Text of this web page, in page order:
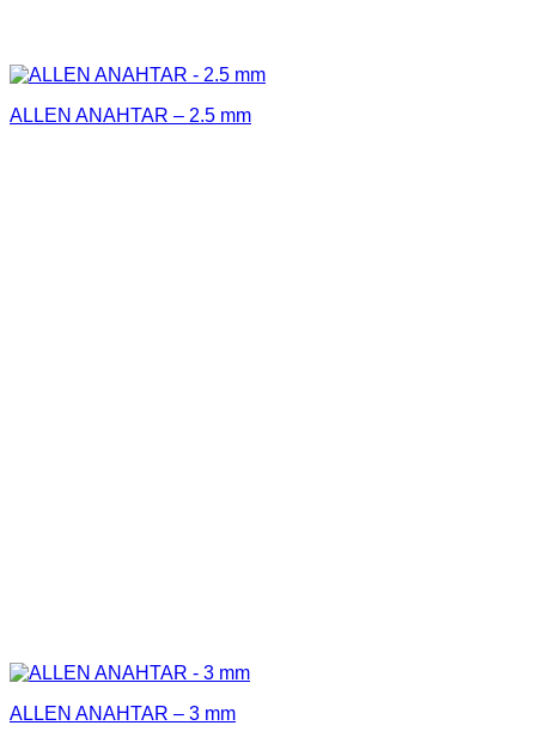
ALLEN ANAHTAR – 2.5 mm
ALLEN ANAHTAR – 3 mm